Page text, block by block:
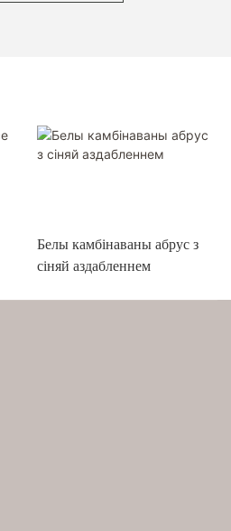
Белы камбінаваны абрус з
сіняй аздабленнем